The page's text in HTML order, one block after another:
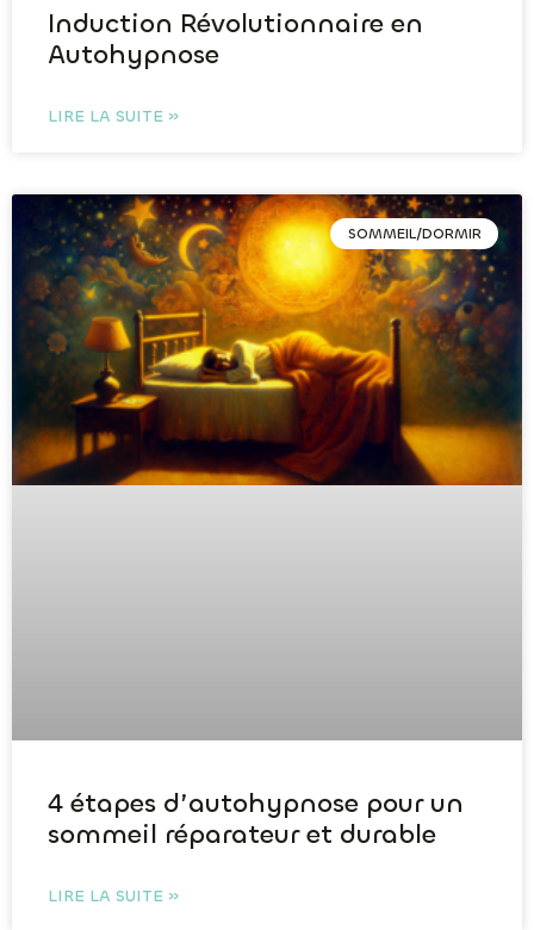
Induction Révolutionnaire en
Autohypnose
LIRE LA SUITE »
SOMMEIL/DORMIR
4 étapes d’autohypnose pour un
sommeil réparateur et durable
LIRE LA SUITE »